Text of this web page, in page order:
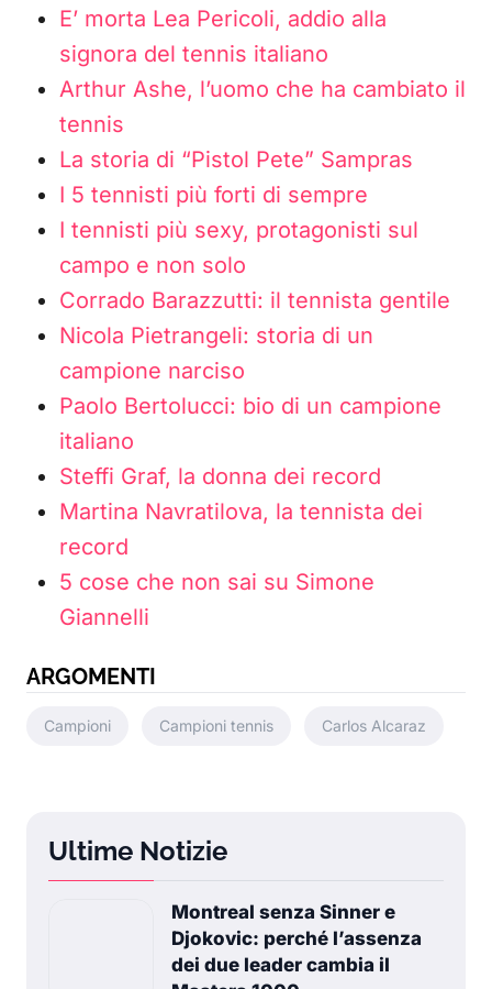
E’ morta Lea Pericoli, addio alla
signora del tennis italiano
Arthur Ashe, l’uomo che ha cambiato il
tennis
La storia di “Pistol Pete” Sampras
I 5 tennisti più forti di sempre
I tennisti più sexy, protagonisti sul
campo e non solo
Corrado Barazzutti: il tennista gentile
Nicola Pietrangeli: storia di un
campione narciso
Paolo Bertolucci: bio di un campione
italiano
Steffi Graf, la donna dei record
Martina Navratilova, la tennista dei
record
5 cose che non sai su Simone
Giannelli
ARGOMENTI
Campioni Campioni tennis Carlos Alcaraz
Ultime Notizie
Montreal senza Sinner e
Djokovic: perché l’assenza
dei due leader cambia il